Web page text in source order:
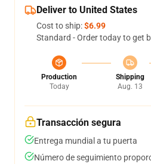
Deliver to United States
Cost to ship:$6.99
Standard - Order today to get
Production
Today
Shipping
Aug. 13
Transacción segura
Entrega mundial a tu puerta
Número de seguimiento